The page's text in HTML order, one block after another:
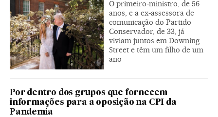
O primeiro-ministro, de 56
anos, e a ex-assessora de
comunicação do Partido
Conservador, de 33, já
viviam juntos em Downing
Street e têm um filho de um
ano
Por dentro dos grupos que fornecem
informações para a oposição na CPI da
Pandemia